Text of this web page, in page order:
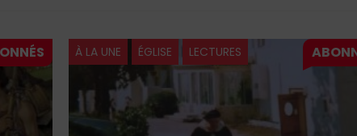
À LA UNE ÉGLISE LECTURES